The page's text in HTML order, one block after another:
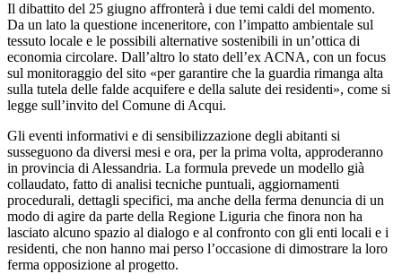
Il dibattito del 25 giugno affronterà i due temi caldi del momento.
Da un lato la questione inceneritore, con l’impatto ambientale sul
tessuto locale e le possibili alternative sostenibili in un’ottica di
economia circolare. Dall’altro lo stato dell’ex ACNA, con un focus
sul monitoraggio del sito «per garantire che la guardia rimanga alta
sulla tutela delle falde acquifere e della salute dei residenti», come si
legge sull’invito del Comune di Acqui.
Gli eventi informativi e di sensibilizzazione degli abitanti si
susseguono da diversi mesi e ora, per la prima volta, approderanno
in provincia di Alessandria. La formula prevede un modello già
collaudato, fatto di analisi tecniche puntuali, aggiornamenti
procedurali, dettagli specifici, ma anche della ferma denuncia di un
modo di agire da parte della Regione Liguria che finora non ha
lasciato alcuno spazio al dialogo e al confronto con gli enti locali e i
residenti, che non hanno mai perso l’occasione di dimostrare la loro
ferma opposizione al progetto.